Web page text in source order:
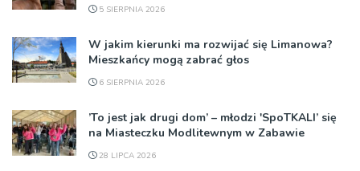
5 SIERPNIA 2026
W jakim kierunki ma rozwijać się Limanowa?
Mieszkańcy mogą zabrać głos
6 SIERPNIA 2026
’To jest jak drugi dom’ – młodzi 'SpoTKALI’ się
na Miasteczku Modlitewnym w Zabawie
28 LIPCA 2026